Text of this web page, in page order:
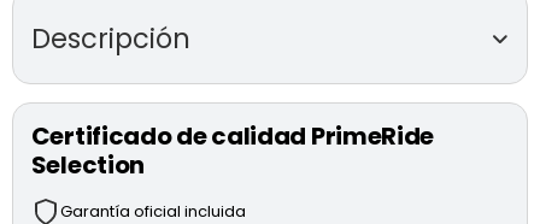
Descripción
* MOTO TOTALMENTE REVISADA
* 3 AÑO DE GARANTÍA
Certificado de calidad PrimeRide
Selection
Garantía oficial incluida